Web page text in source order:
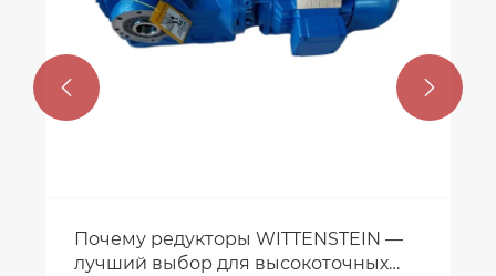
Почему редукторы WITTENSTEIN —
лучший выбор для высокоточных
 